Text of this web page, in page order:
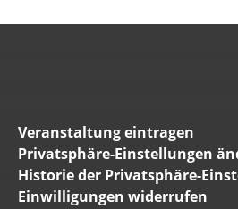
Veranstaltung eintragen
Privatsphäre-Einstellungen
Historie der Privatsphäre-
Einwilligungen widerrufen